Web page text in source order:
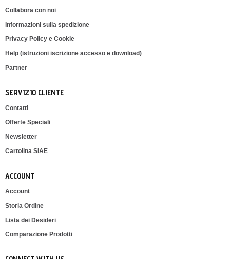
Collabora con noi
Informazioni sulla spedizione
Privacy Policy e Cookie
Help (istruzioni iscrizione accesso e download)
Partner
SERVIZIO CLIENTE
Contatti
Offerte Speciali
Newsletter
Cartolina SIAE
ACCOUNT
Account
Storia Ordine
Lista dei Desideri
Comparazione Prodotti